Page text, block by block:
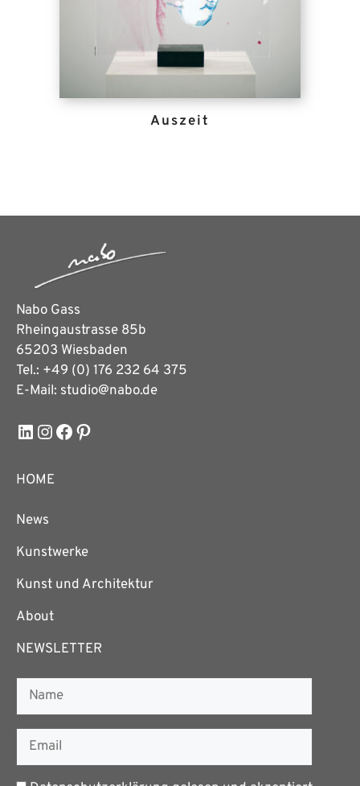
Auszeit
Nabo Gass
Rheingaustrasse 85b
65203 Wiesbaden
Tel.: +49 (0) 176 232 64 375
E-Mail: studio@nabo.de
LinkedIn
Instagram
Facebook
Pinterest
HOME
News
Kunstwerke
Kunst und Architektur
About
NEWSLETTER